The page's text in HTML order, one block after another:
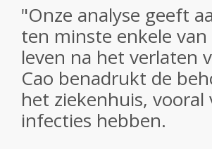
"Onze analyse geeft
ten minste enkele
leven na het verlaten
Cao benadrukt de
het ziekenhuis,
infecties hebben.